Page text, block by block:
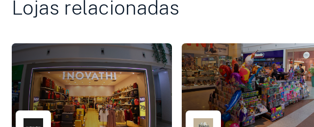
Lojas relacionadas